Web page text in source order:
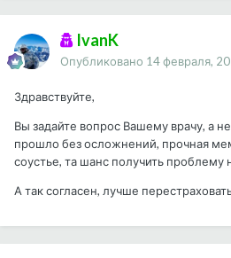
IvanK
Опубликовано 14 февраля,
Здравствуйте,
Вы задайте вопрос Вашему врачу, а
прошло без осложнений, прочная
соустье, та шанс получить проблему
А так согласен, лучше